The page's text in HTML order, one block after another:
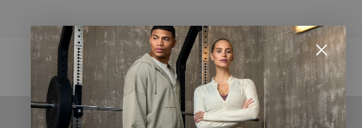
STYLE WITH